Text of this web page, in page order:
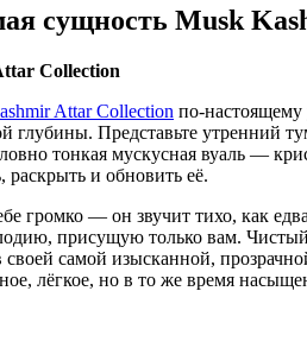
сущность Musk
Attar Collection по-
глубины. Представьте
тонкая мускусная вуаль —
и обновить её.
громко — он звучит тихо, как
присущую только вам.
своей самой изысканной,
лёгкое, но в то же время